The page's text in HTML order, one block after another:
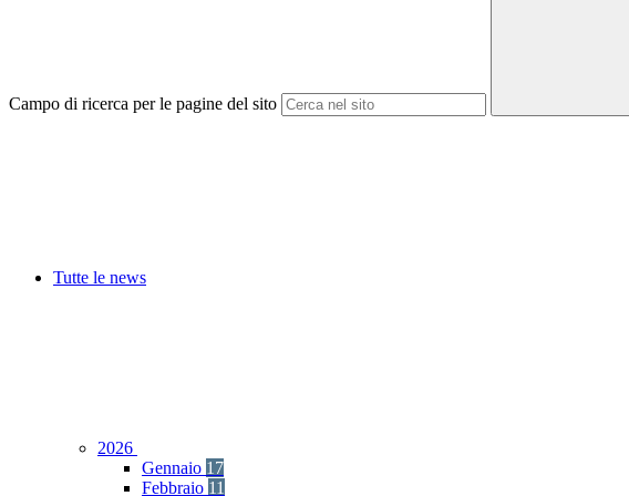
Campo di ricerca per le pagine del sito
Tutte le news
2026
Gennaio 17
Febbraio 11